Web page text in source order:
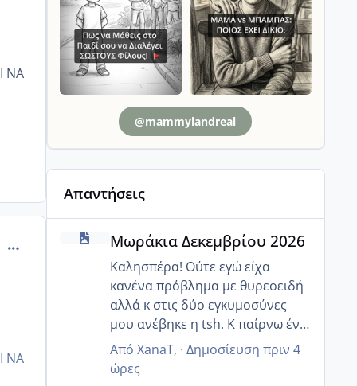
ΝΑ
comment_990971
ΝΑ
@mammylandreal
Απαντήσεις
Μωράκια Δεκεμβρίου 2026
Μωράκια Δεκεμβρίου 2026
Καλησπέρα! Ούτε εγώ είχα
κανένα πρόβλημα με θυρεοειδή
αλλά κ στις δύο εγκυμοσύνες
μου ανέβηκε η tsh. Κ παίρνω ένα
χάπι (t4) το οποίο το σταματαω
μόλις γεννήσω .
Αφού έχεις μιλήσει με
Από XanaT, · Δημοσίευση πριν 4
ώρες